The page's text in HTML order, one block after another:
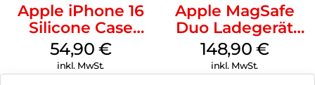
Apple iPhone 16
Silicone Case
MagSafe Lake
Green
54,90 €
inkl. MwSt.
Apple MagSafe
Duo Ladegerät
Weiß
148,90 €
inkl. MwSt.